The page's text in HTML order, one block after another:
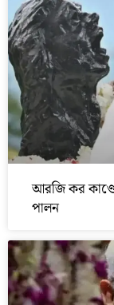
আরজি কর
পালন